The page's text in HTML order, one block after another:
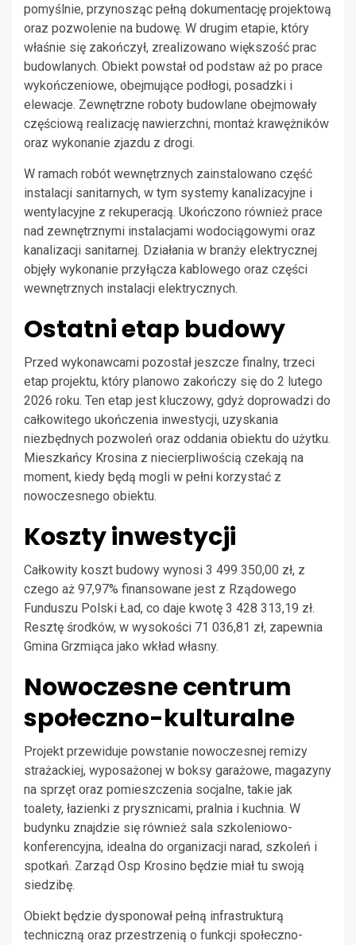
pomyślnie, przynosząc pełną dokumentację projektową
oraz pozwolenie na budowę. W drugim etapie, który
właśnie się zakończył, zrealizowano większość prac
budowlanych. Obiekt powstał od podstaw aż po prace
wykończeniowe, obejmujące podłogi, posadzki i
elewacje. Zewnętrzne roboty budowlane obejmowały
częściową realizację nawierzchni, montaż krawężników
oraz wykonanie zjazdu z drogi.
W ramach robót wewnętrznych zainstalowano część
instalacji sanitarnych, w tym systemy kanalizacyjne i
wentylacyjne z rekuperacją. Ukończono również prace
nad zewnętrznymi instalacjami wodociągowymi oraz
kanalizacji sanitarnej. Działania w branży elektrycznej
objęły wykonanie przyłącza kablowego oraz części
wewnętrznych instalacji elektrycznych.
Ostatni etap budowy
Przed wykonawcami pozostał jeszcze finalny, trzeci
etap projektu, który planowo zakończy się do 2 lutego
2026 roku. Ten etap jest kluczowy, gdyż doprowadzi do
całkowitego ukończenia inwestycji, uzyskania
niezbędnych pozwoleń oraz oddania obiektu do użytku.
Mieszkańcy Krosina z niecierpliwością czekają na
moment, kiedy będą mogli w pełni korzystać z
nowoczesnego obiektu.
Koszty inwestycji
Całkowity koszt budowy wynosi 3 499 350,00 zł, z
czego aż 97,97% finansowane jest z Rządowego
Funduszu Polski Ład, co daje kwotę 3 428 313,19 zł.
Resztę środków, w wysokości 71 036,81 zł, zapewnia
Gmina Grzmiąca jako wkład własny.
Nowoczesne centrum
społeczno-kulturalne
Projekt przewiduje powstanie nowoczesnej remizy
strażackiej, wyposażonej w boksy garażowe, magazyny
na sprzęt oraz pomieszczenia socjalne, takie jak
toalety, łazienki z prysznicami, pralnia i kuchnia. W
budynku znajdzie się również sala szkoleniowo-
konferencyjna, idealna do organizacji narad, szkoleń i
spotkań. Zarząd Osp Krosino będzie miał tu swoją
siedzibę.
Obiekt będzie dysponował pełną infrastrukturą
techniczną oraz przestrzenią o funkcji społeczno-